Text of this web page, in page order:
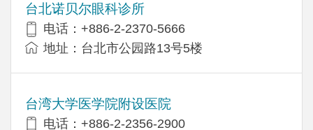
台北诺贝尔眼科诊所
电话：+886-2-2370-5666
地址：台北市公园路13号5楼
台湾大学医学院附设医院
电话：+886-2-2356-2900